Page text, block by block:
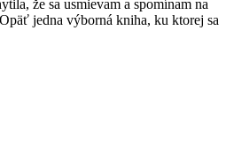
že sa usmievam a spomínam na
jedna výborná kniha, ku ktorej sa